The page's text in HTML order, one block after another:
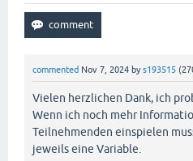
commented Nov 7, 2024 bys193515 (
Vielen herzlichen Dank, ich
Wenn ich noch mehr
Teilnehmenden einspielen
jeweils eine Variable.